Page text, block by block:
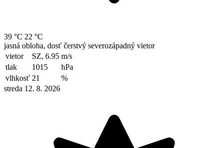
39 °C 22 °C
jasná obloha, dosť čerstvý severozápadný vietor
vietor
SZ, 6.95 m/s
tlak
1015
hPa
vlhkosť 21
%
streda 12. 8. 2026